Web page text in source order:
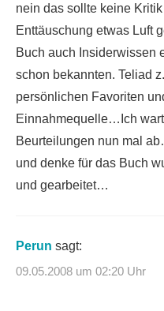
nein das sollte keine
Enttäuschung etwas Luft
Buch auch Insiderwissen
schon bekannten. Teliad
persönlichen Favoriten
Einnahmequelle…Ich
Beurteilungen nun mal
und denke für das Buch
und gearbeitet…
Perun sagt:
09.05.2008 um 02:20 Uhr